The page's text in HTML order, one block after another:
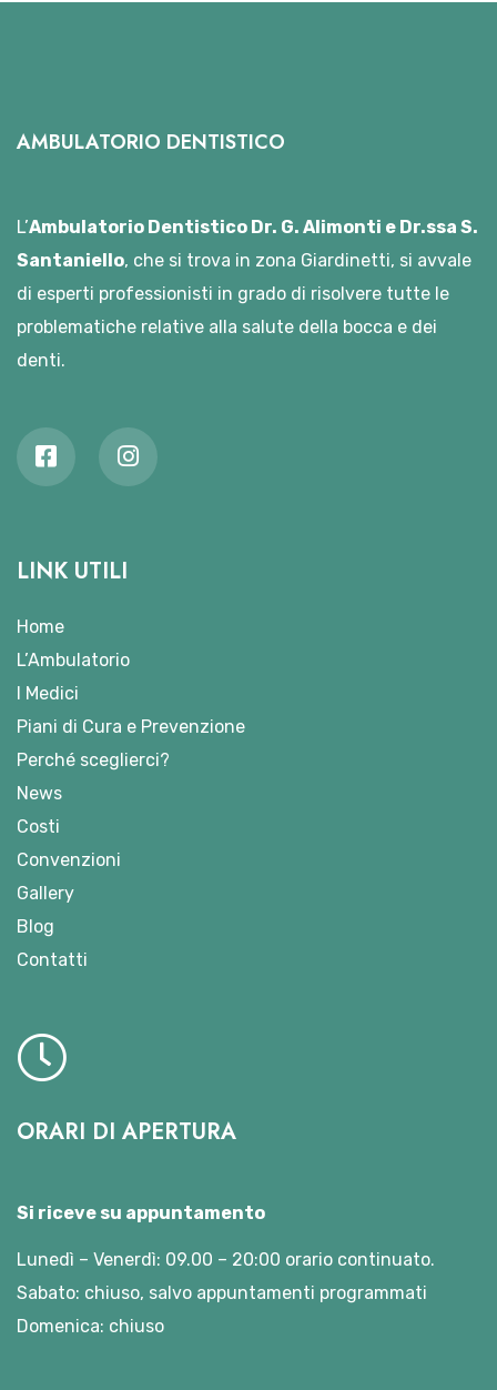
AMBULATORIO DENTISTICO
L’Ambulatorio Dentistico Dr. G. Alimonti e Dr.ssa S.
Santaniello, che si trova in zona Giardinetti, si avvale
di esperti professionisti in grado di risolvere tutte le
problematiche relative alla salute della bocca e dei
denti.
LINK UTILI
Home
L’Ambulatorio
I Medici
Piani di Cura e Prevenzione
Perché sceglierci?
News
Costi
Convenzioni
Gallery
Blog
Contatti
ORARI DI APERTURA
Si riceve su appuntamento
Lunedì – Venerdì: 09.00 – 20:00 orario continuato.
Sabato: chiuso, salvo appuntamenti programmati
Domenica: chiuso